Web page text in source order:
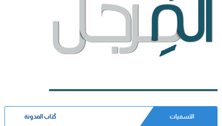
التسميات كُتاب المدونة